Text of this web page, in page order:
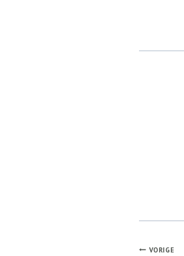
VORIGE